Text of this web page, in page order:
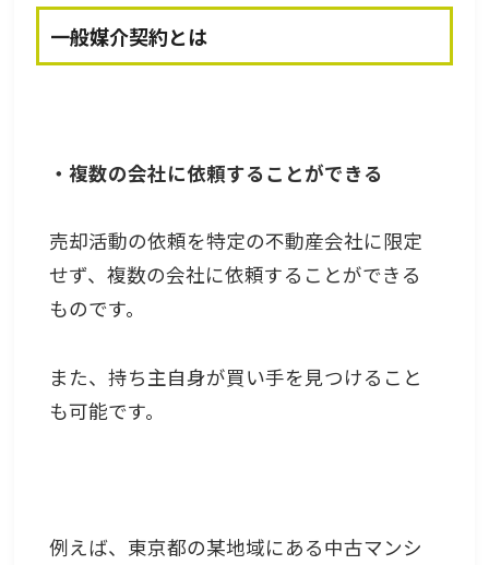
一般媒介契約とは
・複数の会社に依頼することができる
売却活動の依頼を特定の不動産会社に限定
せず、複数の会社に依頼することができる
ものです。
また、持ち主自身が買い手を見つけること
も可能です。
例えば、東京都の某地域にある中古マンシ